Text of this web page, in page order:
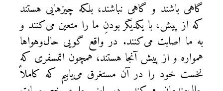
گاهی باشند و گاهی نباشند، بلکه چیزهایی هستند
که از پیش، با یکدیگر بودنِ ما را متعین می‌کنند و
به ما اصابت می‌كنند. در واقع گویی حال‌وهواها
همواره و از پیش آنجا هستند، همچون اتمسفری كه
نخست خود را در آن مستغرق می‌يابيم كه کاملاً